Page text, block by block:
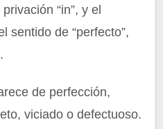
“in”, y el
sentido de “perfecto”,
de perfección,
viciado o defectuoso.